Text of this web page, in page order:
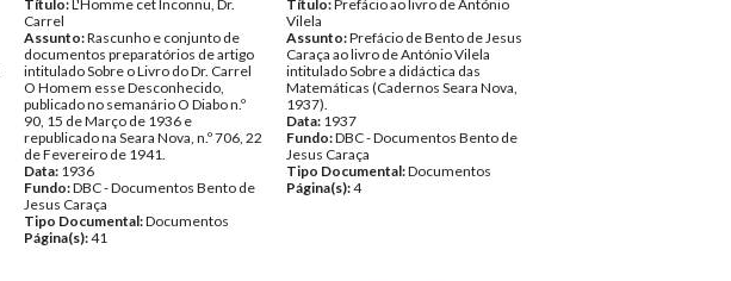
Título:L'Homme cet Inconnu, Dr.
Carrel
Assunto:Rascunho e conjunto de
documentos preparatórios de artigo
intitulado Sobre o Livro do Dr. Carrel
O Homem esse Desconhecido,
publicado no semanário O Diabo n.º
90, 15 de Março de 1936 e
republicado na Seara Nova, n.º 706, 22
de Fevereiro de 1941.
Data: 1936
Fundo:DBC - Documentos Bento de
Jesus Caraça
Tipo Documental:Documentos
Página(s):41
Título:Prefácio ao livro de António
Vilela
Assunto:Prefácio de Bento de Jesus
Caraça ao livro de António Vilela
intitulado Sobre a didáctica das
Matemáticas (Cadernos Seara Nova,
1937).
Data: 1937
Fundo:DBC - Documentos Bento de
Jesus Caraça
Tipo Documental:Documentos
Página(s):4